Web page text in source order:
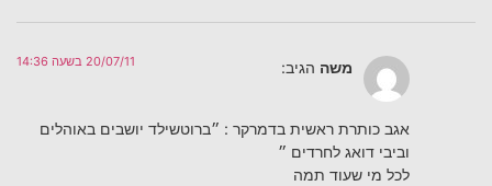
משה הגיב: 20/07/11 בשעה 14:36
אגב כותרת ראשית בדמרקר : ״ברוטשילד יושבים באוהלים
וביבי דואג לחרדים ״
לכל מי שעוד תמה